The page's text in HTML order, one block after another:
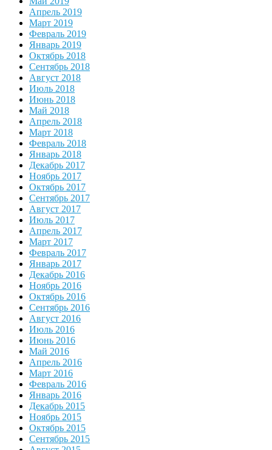
Апрель 2019
Март 2019
Февраль 2019
Январь 2019
Октябрь 2018
Сентябрь 2018
Август 2018
Июль 2018
Июнь 2018
Май 2018
Апрель 2018
Март 2018
Февраль 2018
Январь 2018
Декабрь 2017
Ноябрь 2017
Октябрь 2017
Сентябрь 2017
Август 2017
Июль 2017
Апрель 2017
Март 2017
Февраль 2017
Январь 2017
Декабрь 2016
Ноябрь 2016
Октябрь 2016
Сентябрь 2016
Август 2016
Июль 2016
Июнь 2016
Май 2016
Апрель 2016
Март 2016
Февраль 2016
Январь 2016
Декабрь 2015
Ноябрь 2015
Октябрь 2015
Сентябрь 2015